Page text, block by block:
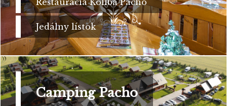
Reštaurácia Koliba Pacho
Jedálny lístok
Camping Pacho